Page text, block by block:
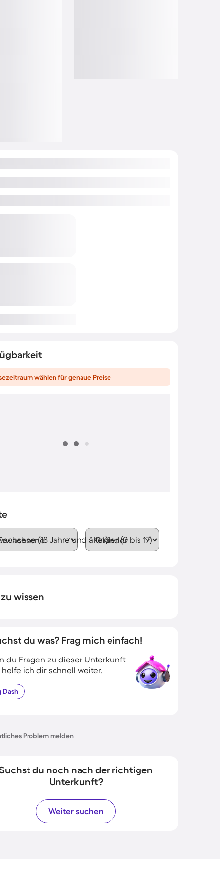
wählen für genaue Preise
(18 Jahre und älter)Kinder (0 bis 17)
wissen
du was? Frag mich einfach!
du Fragen zu dieser Unterkunft
helfe ich dir schnell weiter.
Dash
Problem melden
du noch nach der richtigen
Unterkunft?
Weiter suchen